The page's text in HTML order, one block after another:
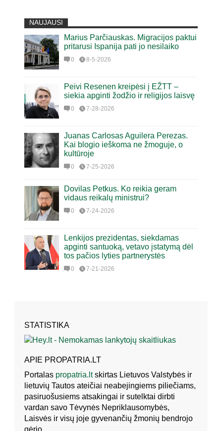
NAUJAUSI
Marius Parčiauskas. Migracijos paktui
pritarusi Ispanija pati jo nesilaiko
0 8-5-2026
Peivi Resenen kreipėsi į EŽTT –
siekia apginti žodžio ir religijos laisvę
0 7-28-2026
Juanas Carlosas Aguilera Perezas.
Kai blogio ieškoma ne žmoguje, o
kultūroje
0 7-25-2026
Dovilas Petkus. Ko reikia geram
vidaus reikalų ministrui?
0 7-24-2026
Lenkijos prezidentas, siekdamas
apginti santuoką, vetavo įstatymą dėl
tos pačios lyties partnerystės
0 7-21-2026
STATISTIKA
APIE PROPATRIA.LT
Portalas propatria.ltskirtas Lietuvos Valstybės ir
lietuvių Tautos ateičiai neabejingiems piliečiams,
pasiruošusiems atsakingai ir sutelktai dirbti
vardan savo Tėvynės Nepriklausomybės,
Laisvės ir visų joje gyvenančių žmonių bendrojo
gėrio.